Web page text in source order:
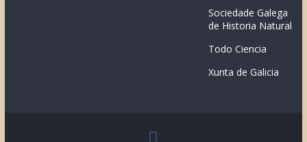
Sociedade Galega
de Historia Natural
Todo Ciencia
Xunta de Galicia